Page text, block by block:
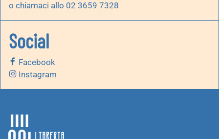
o chiamaci allo 02 3659 7328
Social
Facebook
Instagram